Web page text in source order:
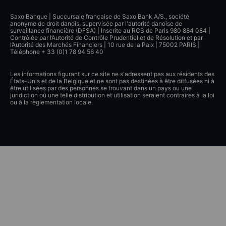
Saxo Banque | Succursale française de Saxo Bank A/S., société
anonyme de droit danois, supervisée par l'autorité danoise de
surveillance financière (DFSA) | Inscrite au RCS de Paris 980 884 084 |
Contrôlée par l’Autorité de Contrôle Prudentiel et de Résolution et par
l’Autorité des Marchés Financiers | 10 rue de la Paix | 75002 PARIS |
Téléphone + 33 (0)1 78 94 56 40
Les informations figurant sur ce site ne s'adressent pas aux résidents des
États-Unis et de la Belgique et ne sont pas destinées à être diffusées ni à
être utilisées par des personnes se trouvant dans un pays ou une
juridiction où une telle distribution et utilisation seraient contraires à la loi
ou à la règlementation locale.